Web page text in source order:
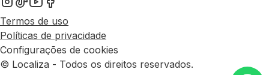
Termos de uso
Políticas de privacidade
Configurações de cookies
© Localiza - Todos os direitos reservados.